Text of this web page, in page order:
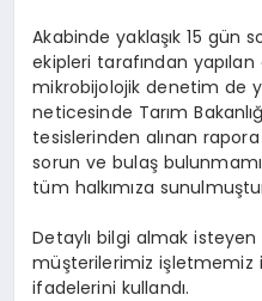
Akabinde yaklaşık 15 gün
ekipleri tarafından
mikrobijolojik denetim de
neticesinde Tarım
tesislerinden alınan
sorun ve bulaş
tüm halkımıza
Detaylı bilgi almak isteyen
müşterilerimiz işletmemiz
ifadelerini kullandı.